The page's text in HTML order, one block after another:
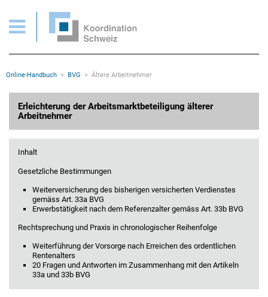
Wichtige Seiten
Home
Inhalt
Sitemap
Rootline Navigation
Online-Handbuch BVG Ältere Arbeitnehmer
Erleichterung der Arbeitsmarktbeteiligung älterer
Arbeitnehmer
Inhalt
Gesetzliche Bestimmungen
Weiterversicherung des bisherigen versicherten Verdienstes
gemäss Art. 33a BVG
Erwerbstätigkeit nach dem Referenzalter gemäss Art. 33b BVG
Rechtsprechung und Praxis in chronologischer Reihenfolge
Weiterführung der Vorsorge nach Erreichen des ordentlichen
Rentenalters
20 Fragen und Antworten im Zusammenhang mit den Artikeln
33a und 33b BVG